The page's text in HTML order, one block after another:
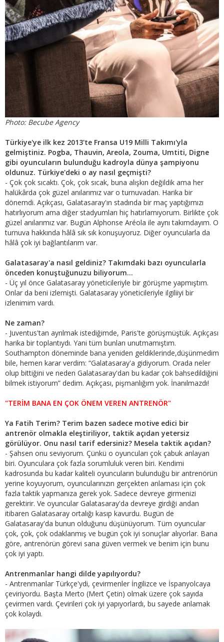
Photo: Becube Agency
Türkiye'ye ilk kez 2013'te Fransa U19 Milli Takımı'yla
gelmiştiniz. Pogba, Thauvin, Areola, Zouma, Umtiti, Digne
gibi oyuncuların bulunduğu kadroyla dünya şampiyonu
oldunuz. Türkiye'deki o ay nasıl geçmişti?
- Çok çok sıcaktı. Çok, çok sıcak, buna alışkın değildik ama her
halükârda çok güzel anılarımız var o turnuvadan. Harika bir
dönemdi. Açıkçası, Galatasaray'ın stadında bir maç yaptığımızı
hatırlıyorum ama diğer stadyumları hiç hatırlamıyorum. Birlikte çok
güzel anılarımız var. Bugün Alphonse Aréola ile aynı takımdayım. O
turnuva hakkında hâlâ sık sık konuşuyoruz. Diğer oyuncularla da
hâlâ çok iyi bağlantılarım var.
Galatasaray'a nasıl geldiniz? Takımdaki bazı oyuncularla
önceden konuştuğunuzu biliyorum...
- Üç yıl önce Galatasaray yöneticileriyle bir görüşme yapmıştım.
Onlar da beni izlemişti. Galatasaray yöneticileriyle ilgiliiyi bir
izlenimim vardı.
Ne zaman?
- Juventus'tan ayrılmak istediğimde, Paris'te görüşmüştük. Açıkçası
harika bir toplantıydı. Yani tüm bunları unutmamıştım.
Southampton döneminde bana yeniden geldiklerinde,düşünmedim
bile, hemen karar verdim: “Galatasaray'a gidiyorum. Orada neler
olup bittiğini ve neden Galatasaray'dan bu kadar çok bahsedildiğini
bilmek istiyorum” dedim. Açıkçası, pişmanlığım yok. İnanılmazdı!
"TERİM BANA EN ÇOK ÖNEM VEREN ANTRENÖR"
Ya Fatih Terim? Terim bazen sadece motive edici bir
antrenör olmakla eleştiriliyor, taktik açıdan yetersiz
görülüyor. Onu nasıl tarif edersiniz? Mesela taktik açıdan?
- Şahsen onu seviyorum. Çünkü o oyuncuları çok çabuk anlayan
biri. Oyunculara çok fazla sorumluluk veren biri. Kendimi
kadrosunda bu kadar kaliteli oyuncuların bulunduğu bir antrenörün
yerine koyuyorum, oyuncularınızın gerçekten anlaması için çok
fazla taktik yapmanıza gerek yok. Sadece devreye girmenizi
gerektirir. Ve oyuncular Galatasaray'da devreye girdiği andan
itibaren Galatasaray ortalığı kasıp kavurdu. Bugün de
Galatasaray'da bunun olduğunu düşünüyorum. Tüm oyuncular
çok, çok, çok odaklanmış ve bugün çok iyi sonuçlar alıyorlar. Bana
göre, antrenörün görevi sana güven vermek ve benim için bunu
çok iyi yaptı.
Antrenmanlar hangi dilde yapılıyordu?
- Antrenmanlar Türkçe'ydi, çevirmenler İngilizce ve İspanyolcaya
çeviriyordu. Başta Merto (Mert Çetin) olmak üzere çok sayıda
çevirmen vardı. Çevirileri çok iyi yapıyorlardı, bu sayede anlamak
çok kolaydı.